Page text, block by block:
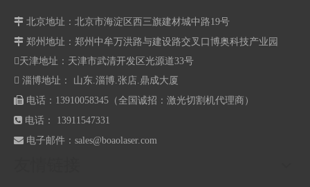
 北京地址：北京市海淀区西三旗建材城中路19号
 郑州地址： 郑州中牟万洪路与建设路交叉口博奥科技产业园
天津地址：天津市武清开发区光源道33号
 淄博地址： 山东.淄博.张店.鼎成大厦
 电话：13910058345（全国诚招：激光切割机代理商）
 电话： 13911547331
 电子邮件： sales@boaolaser.com